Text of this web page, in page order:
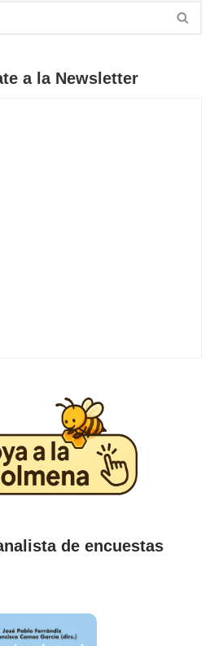
a la Newsletter
de encuestas